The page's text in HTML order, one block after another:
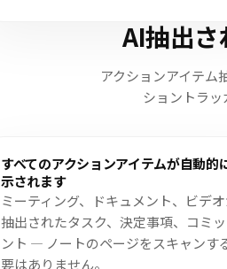
AI抽出さ
アクションアイテ
ショントラ
すべてのアクションアイテムが自動的
示されます
ミーティング、ドキュメント、ビデ
抽出されたタスク、決定事項、コミ
ント — ノートのページをスキャンす
要はありません。